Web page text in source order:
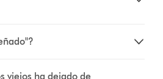
viejos ha dejado de